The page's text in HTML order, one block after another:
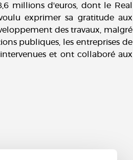
millions d'euros, dont le Real
exprimer sa gratitude aux
des travaux, malgré
publiques, les entreprises de
et ont collaboré aux